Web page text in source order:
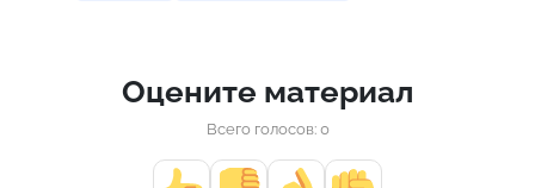
Оцените материал
Всего голосов: 0